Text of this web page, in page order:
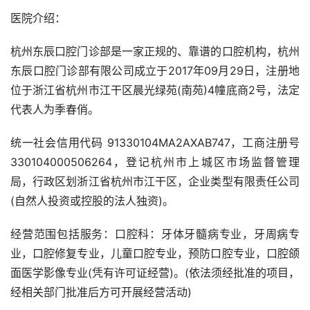
医院介绍：
杭州东辰口腔门诊部是一家正规的、靠谱的口腔机构，杭州
东辰口腔门诊部有限公司成立于2017年09月29日，注册地
位于浙江省杭州市江干区晨光绿苑(南苑)4幢底商2号，法定
代表人为季春俏。
统一社会信用代码 91330104MA2AXAB747，工商注册号
330104000506264，登记杭州市上城区市场监督管理
局，行政区划浙江省杭州市江干区，企业类型有限责任公司
(自然人投资或控股的法人独资)。
经营范围包括服务：口腔科：牙体牙髓病专业，牙周病专
业，口腔修复专业，儿童口腔专业，预防口腔专业，口腔颌
面医学影像专业(凭有许可证经营)。(依法须经批准的项目，
经相关部门批准后方可开展经营活动)